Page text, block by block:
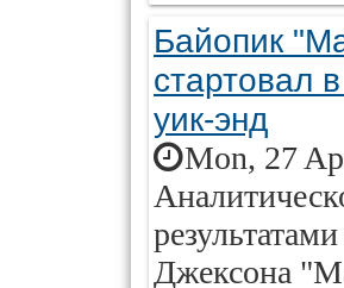
Байопик
стартовал
уик-энд
Mon, 27
Джексона